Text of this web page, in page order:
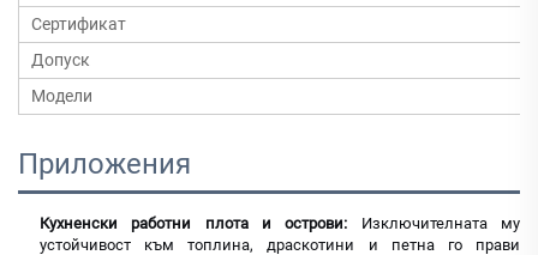
Сертификат
Допуск
Модели
Приложения
Кухненски работни плота и острови: Изключителната му
устойчивост към топлина, драскотини и петна го прави